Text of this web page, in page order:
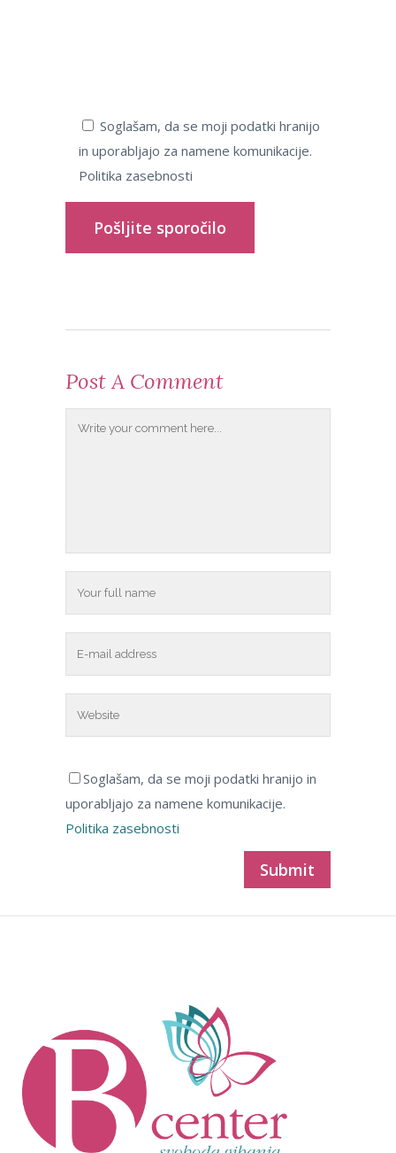
Soglašam, da se moji podatki hranijo
in uporabljajo za namene komunikacije.
Politika zasebnosti
Post A Comment
Soglašam, da se moji podatki hranijo in
uporabljajo za namene komunikacije.
Politika zasebnosti